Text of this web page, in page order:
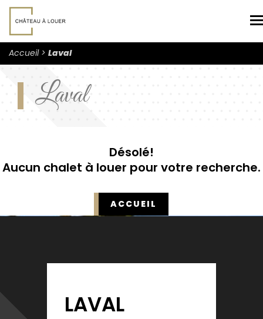
Accueil Laval
Laval
Désolé!
Aucun chalet à louer pour votre recherche.
ACCUEIL
LAVAL